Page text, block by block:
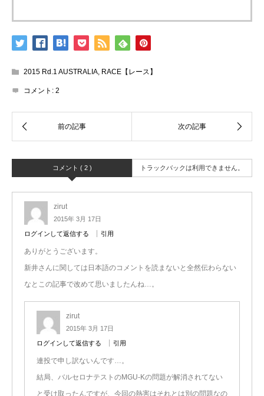
2015 Rd.1 AUSTRALIA, RACE【レース】
コメント: 2
コメント ( 2 ) トラックバックは利用できません。
zirut
2015年 3月 17日
ログインして返信する 引用
ありがとうございます。
新井さんに関しては日本語のコメントを読まないと全然伝わらない
なとこの記事で改めて思いましたんね…。
zirut
2015年 3月 17日
ログインして返信する 引用
連投で申し訳ないんです…。
結局、バルセロナテストのMGU-Kの問題が解消されてない
と受け取ったんですが、今回の熱害はそれとは別の問題なの